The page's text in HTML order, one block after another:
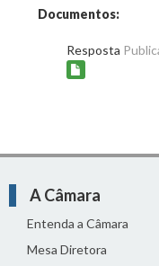
Documentos:
Resposta
A Câmara
Entenda a Câmara
Mesa Diretora